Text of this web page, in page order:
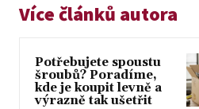
Více článků autora
Potřebujete spoustu
šroubů? Poradíme,
kde je koupit levně a
výrazně tak ušetřit